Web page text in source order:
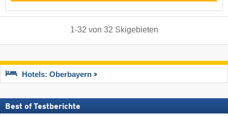
1-32 von 32 Skigebieten
Hotels: Oberbayern
Best of Testberichte